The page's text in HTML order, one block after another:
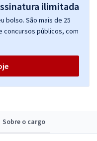
Sobre o cargo
bolso. São mais de 25
concursos públicos, com